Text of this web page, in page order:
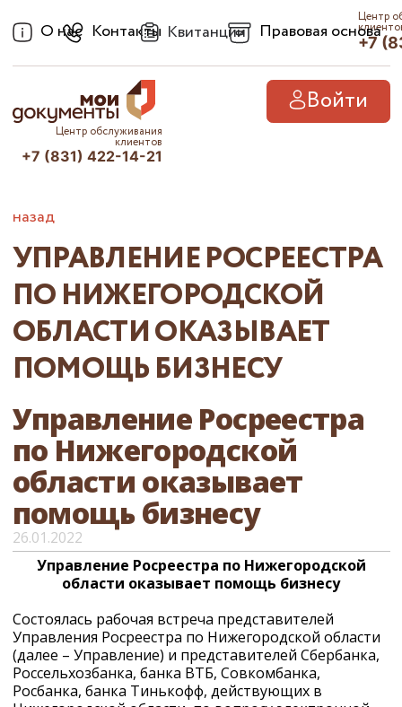
О нас Контакты Квитанции Правовая основа
Центр
+7
Войти
Центр обслуживания
клиентов
+7 (831) 422-14-21
назад
УПРАВЛЕНИЕ РОСРЕЕСТРА
ПО НИЖЕГОРОДСКОЙ
ОБЛАСТИ ОКАЗЫВАЕТ
ПОМОЩЬ БИЗНЕСУ
Управление Росреестра
по Нижегородской
области оказывает
помощь бизнесу
26.01.2022
Управление Росреестра по Нижегородской
области оказывает помощь бизнесу
Состоялась рабочая встреча представителей
Управления Росреестра по Нижегородской области
(далее – Управление) и представителей Сбербанка,
Россельхозбанка, банка ВТБ, Совкомбанка,
Росбанка, банка Тинькофф, действующих в